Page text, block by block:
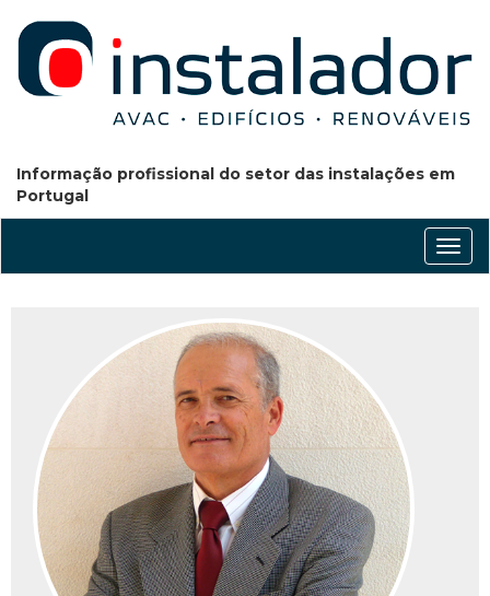
Informação profissional do setor das instalações em
Portugal